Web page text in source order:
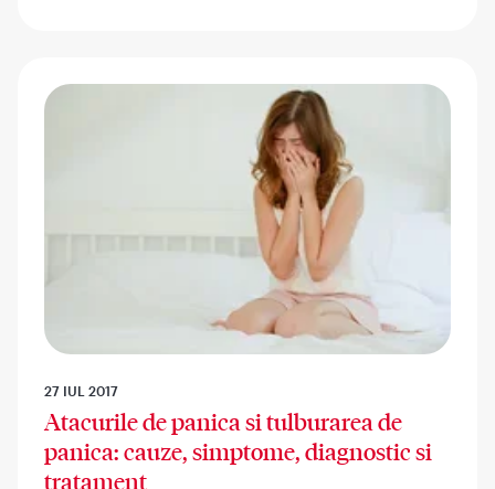
27 IUL 2017
Atacurile de panica si tulburarea de
panica: cauze, simptome, diagnostic si
tratament